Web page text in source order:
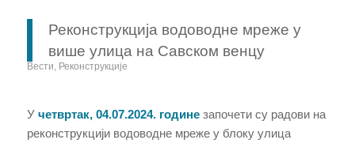
Реконструкција водоводне мреже у
више улица на Савском венцу
Вести Реконструкције
У четвртак, 04.07.2024. годинезапочети су радови на
реконструкцији водоводне мреже у блоку улица